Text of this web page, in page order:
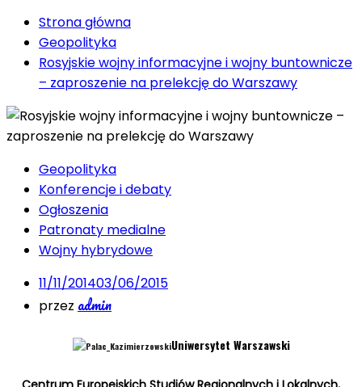
Strona główna
Geopolityka
Rosyjskie wojny informacyjne i wojny buntownicze
– zaproszenie na prelekcję do Warszawy
Geopolityka
Konferencje i debaty
Ogłoszenia
Patronaty medialne
Wojny hybrydowe
11/11/201403/06/2015
przez admin
Uniwersytet Warszawski